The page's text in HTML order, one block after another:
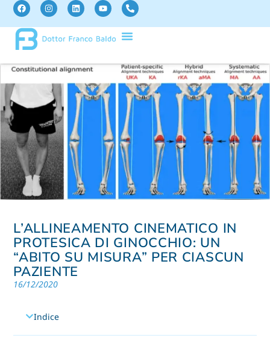
L’ALLINEAMENTO CINEMATICO IN
PROTESICA DI GINOCCHIO: UN
“ABITO SU MISURA” PER CIASCUN
PAZIENTE
16/12/2020
Indice